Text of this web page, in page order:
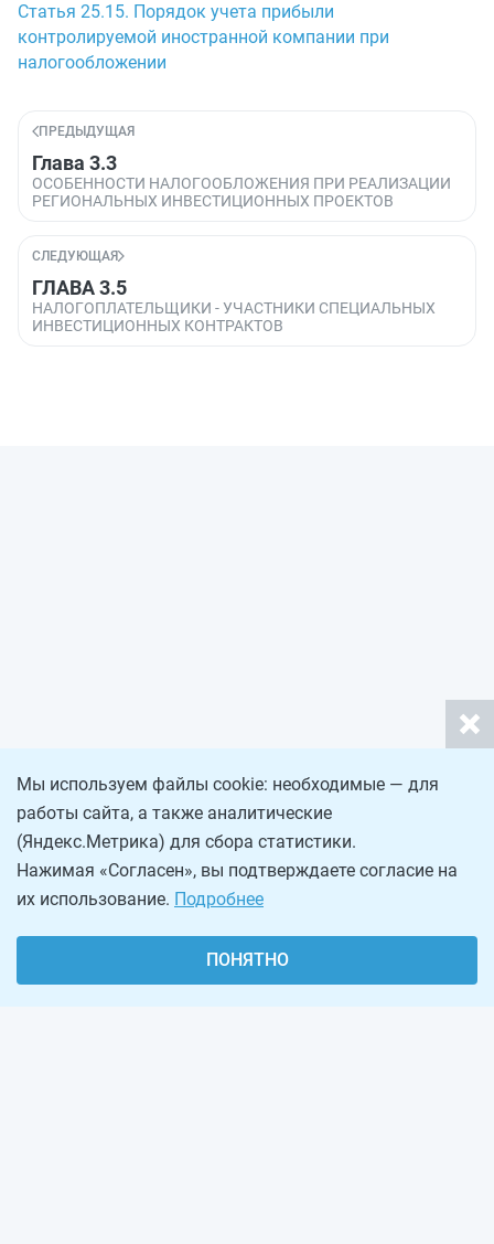
Статья 25.15. Порядок учета прибыли
контролируемой иностранной компании при
налогообложении
ПРЕДЫДУЩАЯ
Глава 3.3
ОСОБЕННОСТИ НАЛОГООБЛОЖЕНИЯ ПРИ РЕАЛИЗАЦИИ
РЕГИОНАЛЬНЫХ ИНВЕСТИЦИОННЫХ ПРОЕКТОВ
СЛЕДУЮЩАЯ
ГЛАВА 3.5
НАЛОГОПЛАТЕЛЬЩИКИ - УЧАСТНИКИ СПЕЦИАЛЬНЫХ
ИНВЕСТИЦИОННЫХ КОНТРАКТОВ
Мы используем файлы cookie: необходимые — для
работы сайта, а также аналитические
(Яндекс.Метрика) для сбора статистики.
Нажимая «Согласен», вы подтверждаете согласие на
их использование. Подробнее
ПОНЯТНО